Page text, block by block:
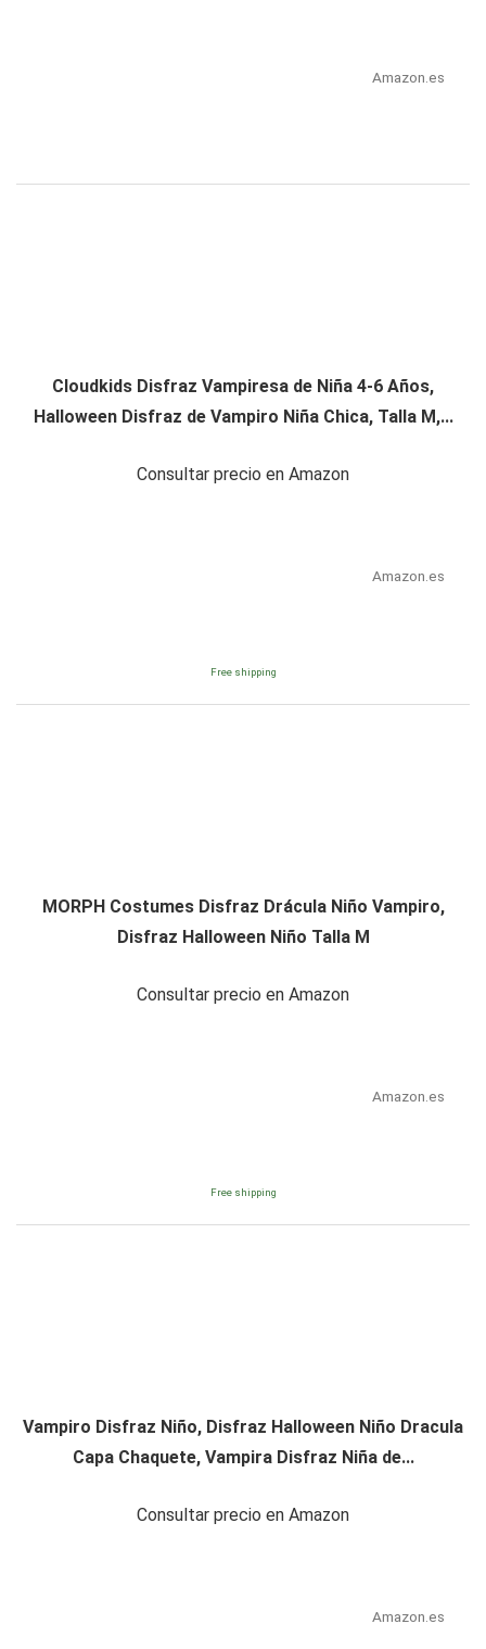
Amazon.es
Cloudkids Disfraz Vampiresa de Niña 4-6 Años,
Halloween Disfraz de Vampiro Niña Chica, Talla M,...
Consultar precio en Amazon
Amazon.es
Free shipping
MORPH Costumes Disfraz Drácula Niño Vampiro,
Disfraz Halloween Niño Talla M
Consultar precio en Amazon
Amazon.es
Free shipping
Vampiro Disfraz Niño, Disfraz Halloween Niño Dracula
Capa Chaquete, Vampira Disfraz Niña de...
Consultar precio en Amazon
Amazon.es